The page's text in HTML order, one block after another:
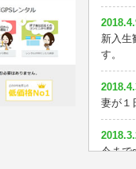
車に付
探偵が
やっぱ
新入生
す。
妻が１
今まで